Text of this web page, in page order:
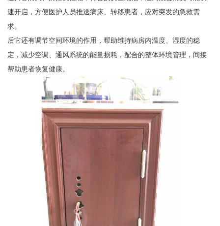
速开启，方便医护人员推送病床、转移患者，应对突发的急救需
求。
后它还有调节空间环境的作用，帮助维持病房内温度、湿度的稳
定，减少空调、通风系统的能量损耗，配合的整体环境管理，间接
帮助患者恢复健康。